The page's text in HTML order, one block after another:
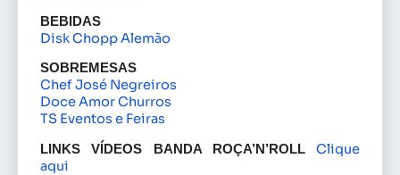
BEBIDAS
Disk Chopp Alemão
SOBREMESAS
Chef José Negreiros
Doce Amor Churros
TS Eventos e Feiras
LINKS VÍDEOS BANDA ROÇA’N’ROLL
Clique
aqui